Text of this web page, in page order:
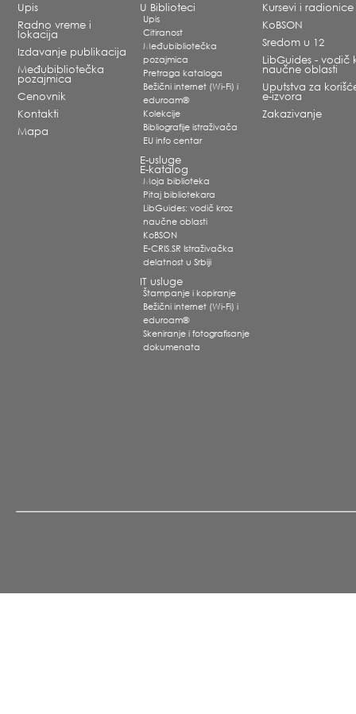
Upis
Radno vreme i
lokacija
Izdavanje publikacija
Međubibliotečka
pozajmica
Cenovnik
Kontakti
Mapa
U Biblioteci
Upis
Citiranost
Međubibliotečka
pozajmica
Pretraga kataloga
Bežični internet (Wi-Fi) i
eduroam®
Kolekcije
Bibliografije istraživača
EU info centar
E-usluge
E-katalog
Moja biblioteka
Pitaj bibliotekara
LibGuides: vodič kroz
naučne oblasti
KoBSON
E-CRIS.SR Istraživačka
delatnost u Srbiji
IT usluge
Štampanje i kopiranje
Bežični internet (Wi-Fi) i
eduroam®
Skeniranje i fotografisanje
dokumenata
Kursevi i radionice
KoBSON
Sredom u 12
LibGuides - vodič
naučne oblasti
Uputstva za
e-izvora
Zakazivanje